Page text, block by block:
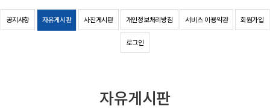
공지사항 자유게시판 사진게시판 개인정보처리방침 서비스 이용약관 회원가입
로그인
자유게시판